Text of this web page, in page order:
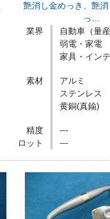
艶消し金めっき、艶
っ…
業界
自動車（量産
弱電・家電
家具・イン
素材
アルミ
ステンレス
黄銅(真鍮)
精度
---
ロット
---